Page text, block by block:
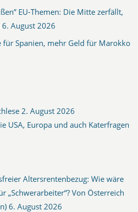
EU-Themen: Die Mitte zerfällt,
6. August 2026
für Spanien, mehr Geld für Marokko
2. August 2026
USA, Europa und auch Katerfragen
Altersrentenbezug: Wie wäre
„Schwerarbeiter“? Von Österreich
6. August 2026